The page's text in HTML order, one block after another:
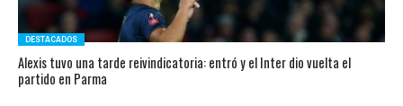
DESTACADOS
Alexis tuvo una tarde reivindicatoria: entró y el Inter dio vuelta el
partido en Parma